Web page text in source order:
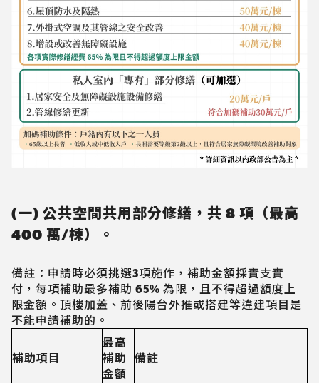
(一) 公共空間共用部分修繕，共 8 項（最高
400 萬/棟）。
備註：申請時必須挑選3項施作，補助金額採實支實
付，每項補助最多補助 65% 為限，且不得超過額度上
限金額。頂樓加蓋、前後陽台外推或搭建等違建項目是
不能申請補助的。
補助項目
最高
補助
金額
備註